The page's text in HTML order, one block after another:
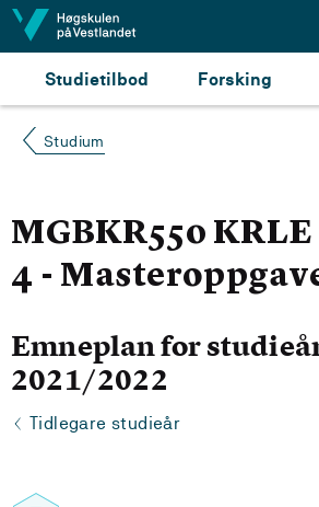
Hopp til innhald
Studietilbod Forsking
Studium
MGBKR550 KRLE
4 -
Emneplan for
2021/2022
Tidlegare studieår